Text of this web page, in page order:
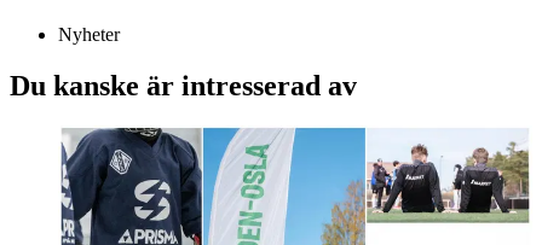
Nyheter
Du kanske är intresserad av